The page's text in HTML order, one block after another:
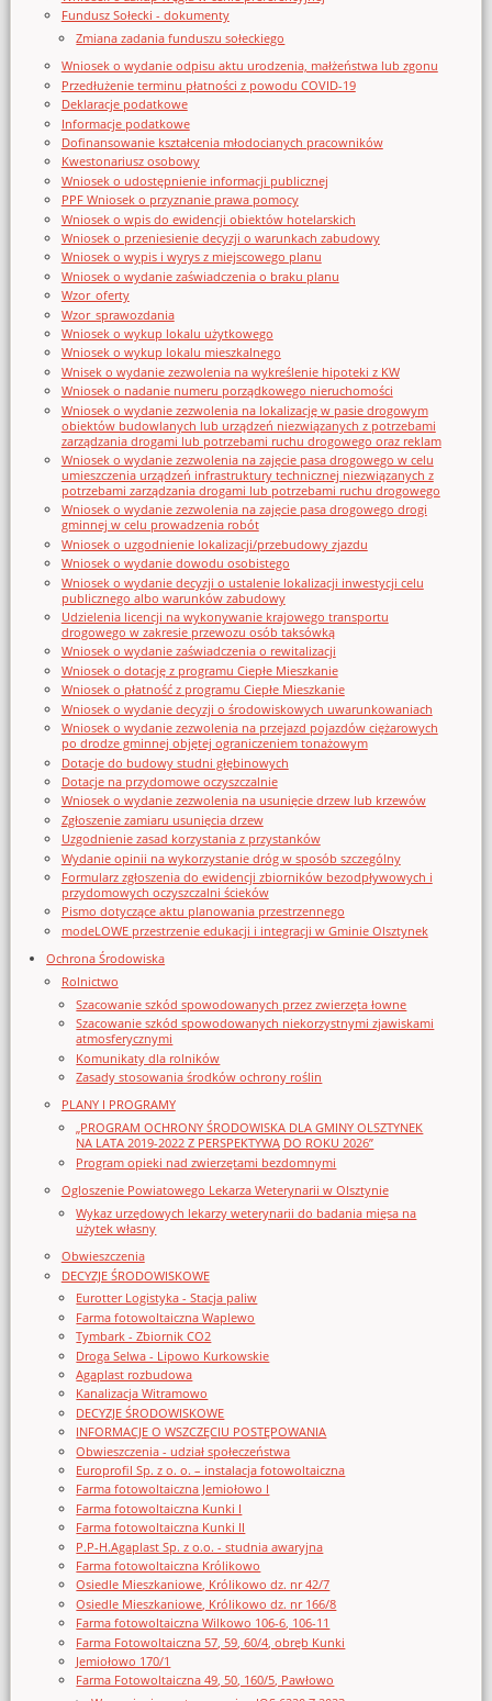
Fundusz Sołecki - dokumenty
Zmiana zadania funduszu sołeckiego
Wniosek o wydanie odpisu aktu urodzenia, małżeństwa lub zgonu
Przedłużenie terminu płatności z powodu COVID-19
Deklaracje podatkowe
Informacje podatkowe
Dofinansowanie kształcenia młodocianych pracowników
Kwestonariusz osobowy
Wniosek o udostępnienie informacji publicznej
PPF Wniosek o przyznanie prawa pomocy
Wniosek o wpis do ewidencji obiektów hotelarskich
Wniosek o przeniesienie decyzji o warunkach zabudowy
Wniosek o wypis i wyrys z miejscowego planu
Wniosek o wydanie zaświadczenia o braku planu
Wzor_oferty
Wzor_sprawozdania
Wniosek o wykup lokalu użytkowego
Wniosek o wykup lokalu mieszkalnego
Wnisek o wydanie zezwolenia na wykreślenie hipoteki z KW
Wniosek o nadanie numeru porządkowego nieruchomości
Wniosek o wydanie zezwolenia na lokalizację w pasie drogowym
obiektów budowlanych lub urządzeń niezwiązanych z potrzebami
zarządzania drogami lub potrzebami ruchu drogowego oraz reklam
Wniosek o wydanie zezwolenia na zajęcie pasa drogowego w celu
umieszczenia urządzeń infrastruktury technicznej niezwiązanych z
potrzebami zarządzania drogami lub potrzebami ruchu drogowego
Wniosek o wydanie zezwolenia na zajęcie pasa drogowego drogi
gminnej w celu prowadzenia robót
Wniosek o uzgodnienie lokalizacji/przebudowy zjazdu
Wniosek o wydanie dowodu osobistego
Wniosek o wydanie decyzji o ustalenie lokalizacji inwestycji celu
publicznego albo warunków zabudowy
Udzielenia licencji na wykonywanie krajowego transportu
drogowego w zakresie przewozu osób taksówką
Wniosek o wydanie zaświadczenia o rewitalizacji
Wniosek o dotację z programu Ciepłe Mieszkanie
Wniosek o płatność z programu Ciepłe Mieszkanie
Wniosek o wydanie decyzji o środowiskowych uwarunkowaniach
Wniosek o wydanie zezwolenia na przejazd pojazdów ciężarowych
po drodze gminnej objętej ograniczeniem tonażowym
Dotacje do budowy studni głębinowych
Dotacje na przydomowe oczyszczalnie
Wniosek o wydanie zezwolenia na usunięcie drzew lub krzewów
Zgłoszenie zamiaru usunięcia drzew
Uzgodnienie zasad korzystania z przystanków
Wydanie opinii na wykorzystanie dróg w sposób szczególny
Formularz zgłoszenia do ewidencji zbiorników bezodpływowych i
przydomowych oczyszczalni ścieków
Pismo dotyczące aktu planowania przestrzennego
modeLOWE przestrzenie edukacji i integracji w Gminie Olsztynek
Ochrona Środowiska
Rolnictwo
Szacowanie szkód spowodowanych przez zwierzęta łowne
Szacowanie szkód spowodowanych niekorzystnymi zjawiskami
atmosferycznymi
Komunikaty dla rolników
Zasady stosowania środków ochrony roślin
PLANY I PROGRAMY
„PROGRAM OCHRONY ŚRODOWISKA DLA GMINY OLSZTYNEK
NA LATA 2019-2022 Z PERSPEKTYWĄ DO ROKU 2026”
Program opieki nad zwierzętami bezdomnymi
Ogloszenie Powiatowego Lekarza Weterynarii w Olsztynie
Wykaz urzędowych lekarzy weterynarii do badania mięsa na
użytek własny
Obwieszczenia
DECYZJE ŚRODOWISKOWE
Eurotter Logistyka - Stacja paliw
Farma fotowoltaiczna Waplewo
Tymbark - Zbiornik CO2
Droga Selwa - Lipowo Kurkowskie
Agaplast rozbudowa
Kanalizacja Witramowo
DECYZJE ŚRODOWISKOWE
INFORMACJE O WSZCZĘCIU POSTĘPOWANIA
Obwieszczenia - udział społeczeństwa
Europrofil Sp. z o. o. – instalacja fotowoltaiczna
Farma fotowoltaiczna Jemiołowo I
Farma fotowoltaiczna Kunki I
Farma fotowoltaiczna Kunki II
P.P-H.Agaplast Sp. z o.o. - studnia awaryjna
Farma fotowoltaiczna Królikowo
Osiedle Mieszkaniowe, Królikowo dz. nr 42/7
Osiedle Mieszkaniowe, Królikowo dz. nr 166/8
Farma fotowoltaiczna Wilkowo 106-6, 106-11
Farma Fotowoltaiczna 57, 59, 60/4, obręb Kunki
Jemiołowo 170/1
Farma Fotowoltaiczna 49, 50, 160/5, Pawłowo